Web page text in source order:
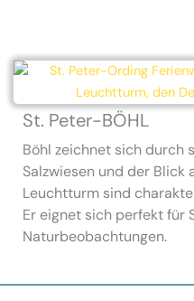
St. Peter-BÖHL
Böhl zeichnet sich durch
Salzwiesen und der Blick
Leuchtturm sind
Er eignet sich perfekt für
Naturbeobachtungen.